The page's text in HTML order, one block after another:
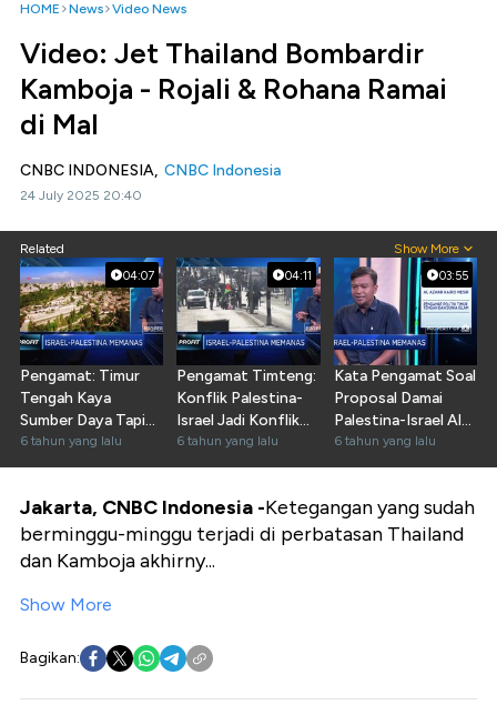
HOME News Video News
Video: Jet Thailand Bombardir
Kamboja - Rojali & Rohana Ramai
di Mal
CNBC INDONESIA, CNBC Indonesia
24 July 2025 20:40
Related Show More
04:07
Pengamat: Timur
Tengah Kaya
Sumber Daya Tapi
Rawan Konflik
6 tahun yang lalu
04:11
Pengamat Timteng:
Konflik Palestina-
Israel Jadi Konflik
Dunia
6 tahun yang lalu
03:55
Kata Pengamat Soal
Proposal Damai
Palestina-Israel Ala
Trump
6 tahun yang lalu
Jakarta, CNBC Indonesia -Ketegangan yang sudah
berminggu-minggu terjadi di perbatasan Thailand
dan Kamboja akhirny...
Show More
Bagikan: